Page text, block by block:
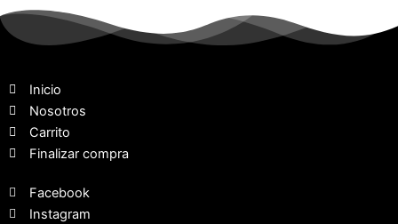
Inicio
Nosotros
Carrito
Finalizar compra
Facebook
Instagram